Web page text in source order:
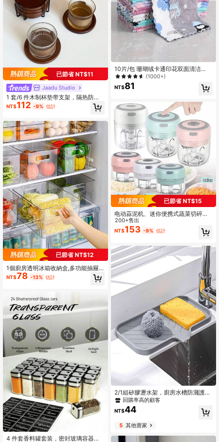
已節省 NT$11
Jaadu Studio
1 套/6 件木制杯垫带支架，隔热防滑
杯垫，简约木制杯垫，黑色和金色杯
垫架，适用于现代家居装饰，咖啡桌
外杯垫，礼物
NT$112 -9% 估計
已節省 NT$12
1個廚房透明冰箱收納盒,多功能抽屜
式收納盒,帶有清晰分隔,食品保鮮容器
NT$78 -13% 估計
4 件套香料罐套装，密封玻璃容器，
10片/包 珊瑚绒卡通印花双面清洁
布，新款厨房清洁抹布，超强吸水擦
拭布，清洁用品
(1000+)
NT$81
已節省 NT$15
电动蒜泥机、迷你便携式蔬菜切碎
机、100ML/250ML 食物切碎机、US
B 充电式蒜泥机、蔬菜搅拌机、无线
食品加工机（适用于姜、辣椒等）
200+售出
NT$153 -9% 估計
2/1組矽膠瀝水架，廚房水槽防濺護欄
－矽膠水龍頭手柄滴水盤、洗碗精分
裝瓶、海綿收納墊，檯面與浴室廚房
水槽配件，廚房配件，廚房水槽配
回購率高的顧客
NT$44
5其他賣家